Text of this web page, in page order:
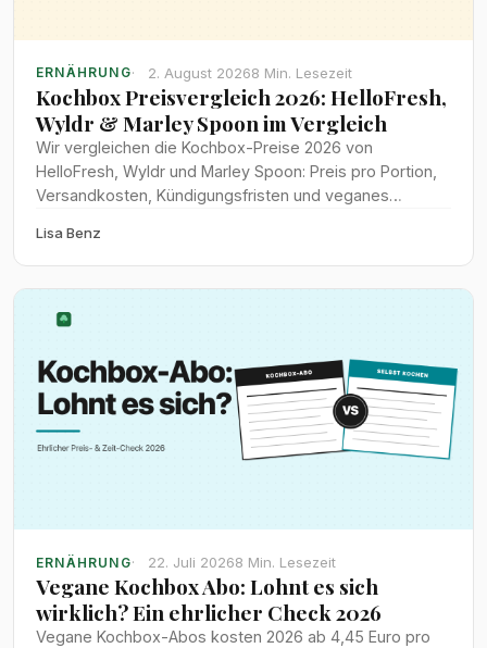
ERNÄHRUNG 2. August 20268 Min. Lesezeit
Kochbox Preisvergleich 2026: HelloFresh,
Wyldr & Marley Spoon im Vergleich
Wir vergleichen die Kochbox-Preise 2026 von
HelloFresh, Wyldr und Marley Spoon: Preis pro Portion,
Versandkosten, Kündigungsfristen und veganes
Lisa Benz
ERNÄHRUNG 22. Juli 20268 Min. Lesezeit
Vegane Kochbox Abo: Lohnt es sich
wirklich? Ein ehrlicher Check 2026
Vegane Kochbox-Abos kosten 2026 ab 4,45 Euro pro